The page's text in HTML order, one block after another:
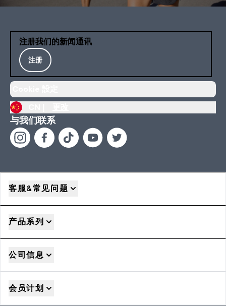
注册我们的新闻通讯
注册
与我们联系
客服&常见问题
产品系列
公司信息
会员计划